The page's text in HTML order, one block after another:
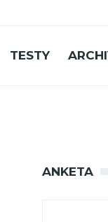
TESTY
ANKETA